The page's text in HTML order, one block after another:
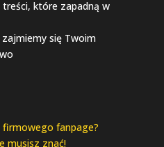
które zapadną w
zajmiemy się Twoim
firmowego fanpage?
musisz znać!